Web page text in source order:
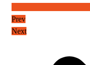
Prev
Next